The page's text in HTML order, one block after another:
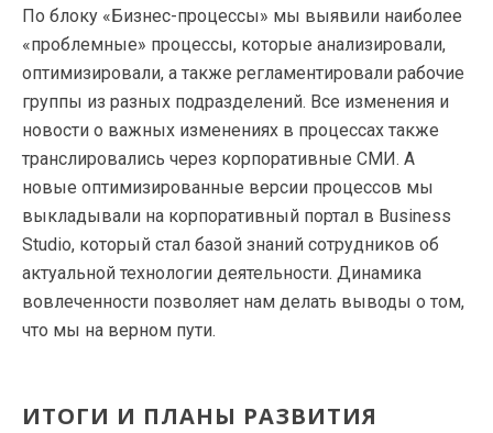
По блоку «Бизнес-процессы» мы выявили наиболее
«проблемные» процессы, которые анализировали,
оптимизировали, а также регламентировали рабочие
группы из разных подразделений. Все изменения и
новости о важных изменениях в процессах также
транслировались через корпоративные СМИ. А
новые оптимизированные версии процессов мы
выкладывали на корпоративный портал в Business
Studio, который стал базой знаний сотрудников об
актуальной технологии деятельности. Динамика
вовлеченности позволяет нам делать выводы о том,
что мы на верном пути.
ИТОГИ И ПЛАНЫ РАЗВИТИЯ